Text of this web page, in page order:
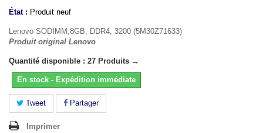
État : Produit neuf
Lenovo SODIMM,8GB, DDR4, 3200 (5M30Z71633)
Produit original Lenovo
Quantité disponible : 27 Produits →
En stock - Expédition immédiate
Tweet Partager
Imprimer